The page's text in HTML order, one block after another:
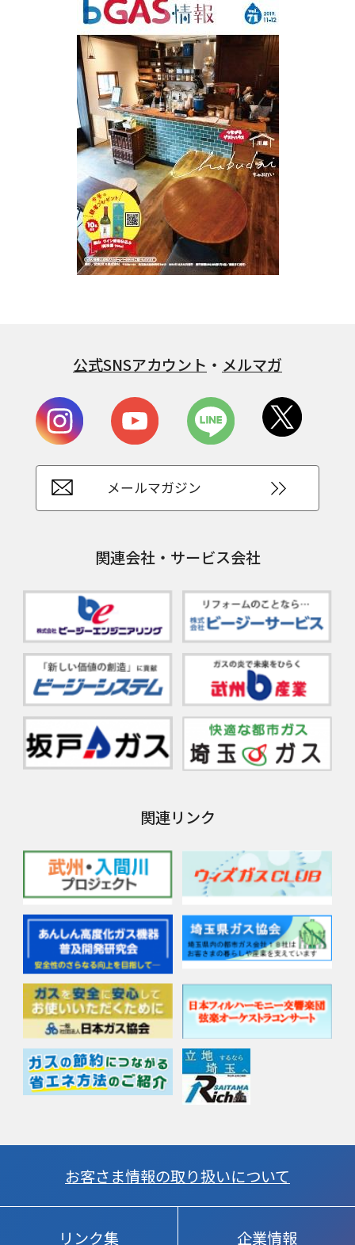
公式SNSアカウント ・ メルマガ
メールマガジン
関連会社・サービス会社
関連リンク
お客さま情報の取り扱いについて
リンク集 企業情報